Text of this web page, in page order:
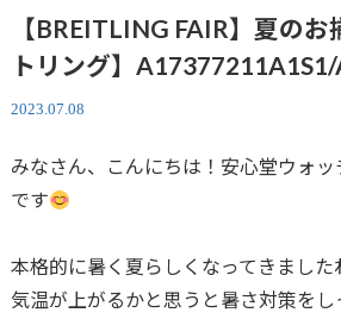
【BREITLING FAIR】夏の
トリング】
2023.07.08
みなさん、こんにちは！安心堂ウォ
です
本格的に暑く夏らしくなってきました
気温が上がるかと思うと暑さ対策を